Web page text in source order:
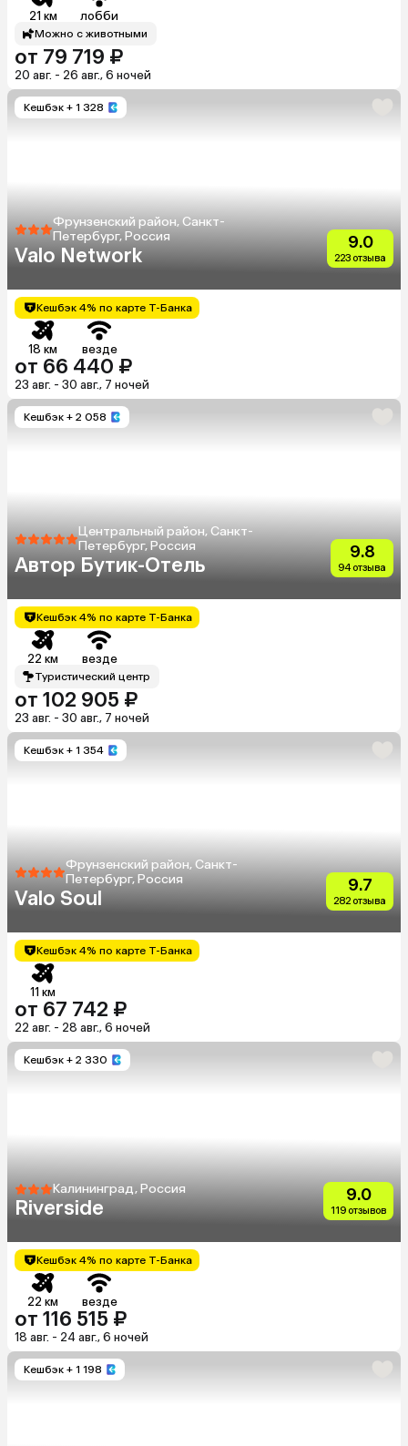
21 км лобби
Можно с животными
от 79 719 ₽
20 авг. - 26 авг., 6 ночей
Кешбэк + 1 328
Фрунзенский район, Санкт-
Петербург, Россия
Valo Network
9.0
223 отзыва
Кешбэк 4% по карте Т-Банка
18 км везде
от 66 440 ₽
23 авг. - 30 авг., 7 ночей
Кешбэк + 2 058
Центральный район, Санкт-
Петербург, Россия
Автор Бутик-Отель
9.8
94 отзыва
Кешбэк 4% по карте Т-Банка
22 км везде
Туристический центр
от 102 905 ₽
23 авг. - 30 авг., 7 ночей
Кешбэк + 1 354
Фрунзенский район, Санкт-
Петербург, Россия
Valo Soul
9.7
282 отзыва
Кешбэк 4% по карте Т-Банка
11 км
от 67 742 ₽
22 авг. - 28 авг., 6 ночей
Кешбэк + 2 330
Калининград, Россия
Riverside
9.0
119 отзывов
Кешбэк 4% по карте Т-Банка
22 км везде
от 116 515 ₽
18 авг. - 24 авг., 6 ночей
Кешбэк + 1 198